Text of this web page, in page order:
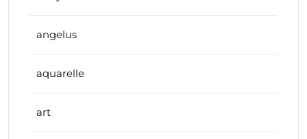
angelus
aquarelle
art